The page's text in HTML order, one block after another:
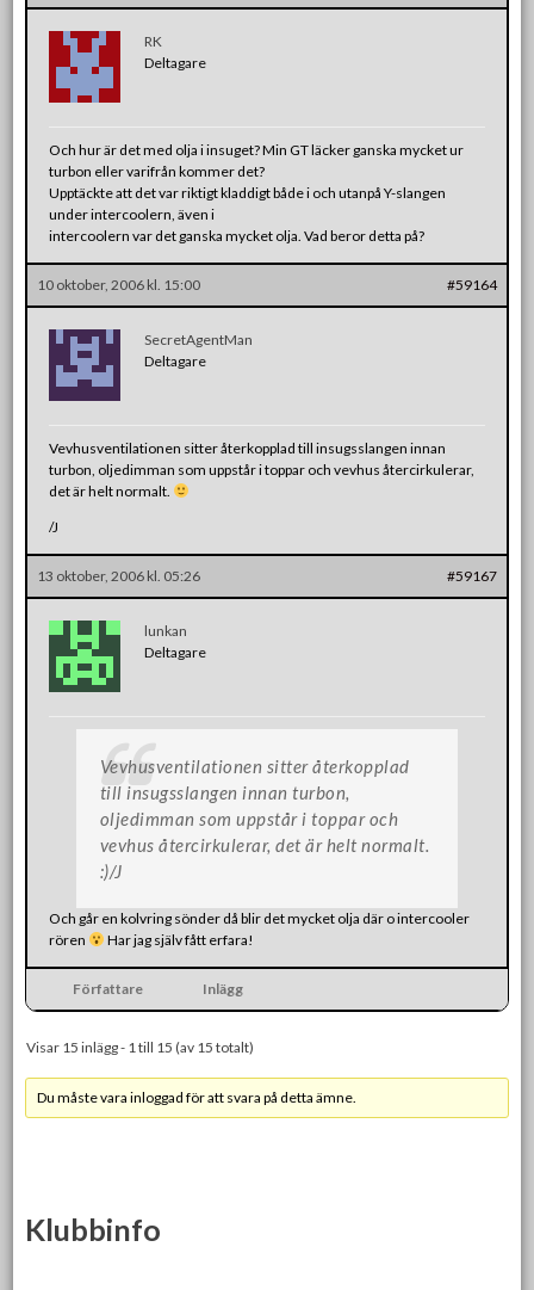
RK
Deltagare
Och hur är det med olja i insuget? Min GT läcker ganska mycket ur
turbon eller varifrån kommer det?
Upptäckte att det var riktigt kladdigt både i och utanpå Y-slangen
under intercoolern, även i
intercoolern var det ganska mycket olja. Vad beror detta på?
10 oktober, 2006 kl. 15:00 #59164
SecretAgentMan
Deltagare
Vevhusventilationen sitter återkopplad till insugsslangen innan
turbon, oljedimman som uppstår i toppar och vevhus återcirkulerar,
det är helt normalt.
/J
13 oktober, 2006 kl. 05:26 #59167
lunkan
Deltagare
Vevhusventilationen sitter återkopplad
till insugsslangen innan turbon,
oljedimman som uppstår i toppar och
vevhus återcirkulerar, det är helt normalt.
:)/J
Och går en kolvring sönder då blir det mycket olja där o intercooler
rören
Har jag själv fått erfara!
Författare Inlägg
Visar 15 inlägg - 1 till 15 (av 15 totalt)
Du måste vara inloggad för att svara på detta ämne.
Klubbinfo